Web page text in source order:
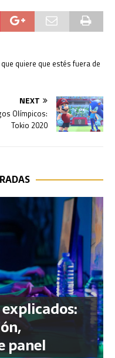
quiere que estés fuera de
NEXT
Olímpicos:
Tokio 2020
panel